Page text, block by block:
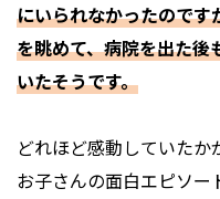
にいられなかったので
を眺めて、病院を出た後
いたそうです。
――どれほど感動していた
お子さんの面白エピソー